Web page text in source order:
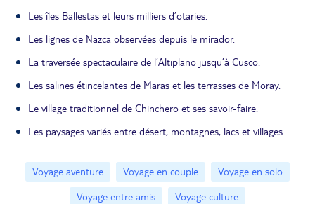
Les îles Ballestas et leurs milliers d’otaries.
Les lignes de Nazca observées depuis le mirador.
La traversée spectaculaire de l’Altiplano jusqu’à Cusco.
Les salines étincelantes de Maras et les terrasses de Moray.
Le village traditionnel de Chinchero et ses savoir-faire.
Les paysages variés entre désert, montagnes, lacs et villages.
Voyage aventure Voyage en couple
Voyage en solo
Voyage entre amis
Voyage culture